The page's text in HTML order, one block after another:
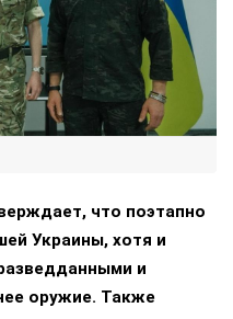
что поэтапно
Украины, хотя и
и
оружие. Также